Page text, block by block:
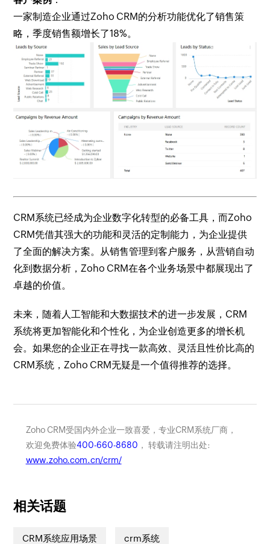
一家制造企业通过Zoho CRM的分析功能优化了销售策
略，季度销售额增长了18%。
CRM系统已经成为企业数字化转型的必备工具，而Zoho
CRM凭借其强大的功能和灵活的定制能力，为企业提供
了全面的解决方案。从销售管理到客户服务，从营销自动
化到数据分析，Zoho CRM在各个业务场景中都展现出了
卓越的价值。
未来，随着人工智能和大数据技术的进一步发展，CRM
系统将更加智能化和个性化，为企业创造更多的增长机
会。如果您的企业正在寻找一款高效、灵活且性价比高的
CRM系统，Zoho CRM无疑是一个值得推荐的选择。
Zoho CRM受国内外企业一致喜爱，专业CRM系统厂商，
欢迎免费体验400-660-8680 ， 转载请注明出处:
www.zoho.com.cn/crm/
相关话题
CRM系统应用场景 crm系统